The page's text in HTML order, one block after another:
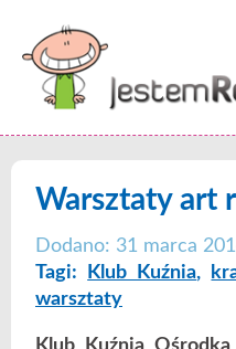
Warsztaty art
Dodano: 31 marca
Tagi:
Klub Kuźnia,
warsztaty
Klub Kuźnia